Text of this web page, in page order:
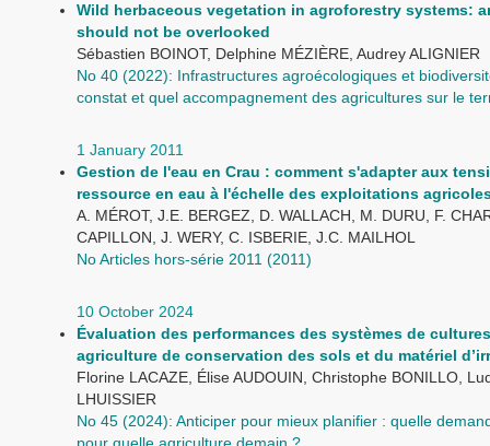
Wild herbaceous vegetation in agroforestry systems:
should not be overlooked
Sébastien BOINOT, Delphine MÉZIÈRE, Audrey ALIGNIER
No 40 (2022): Infrastructures agroécologiques et
constat et quel accompagnement des agricultures sur le
1 January 2011
Gestion de l'eau en Crau : comment s'adapter aux
ressource en eau à l'échelle des exploitations
A. MÉROT, J.E. BERGEZ, D. WALLACH, M. DURU, F.
CAPILLON, J. WERY, C. ISBERIE, J.C. MAILHOL
No Articles hors-série 2011 (2011)
10 October 2024
Évaluation des performances des systèmes de
agriculture de conservation des sols et du matériel
Florine LACAZE, Élise AUDOUIN, Christophe BONILLO,
LHUISSIER
No 45 (2024): Anticiper pour mieux planifier : quelle